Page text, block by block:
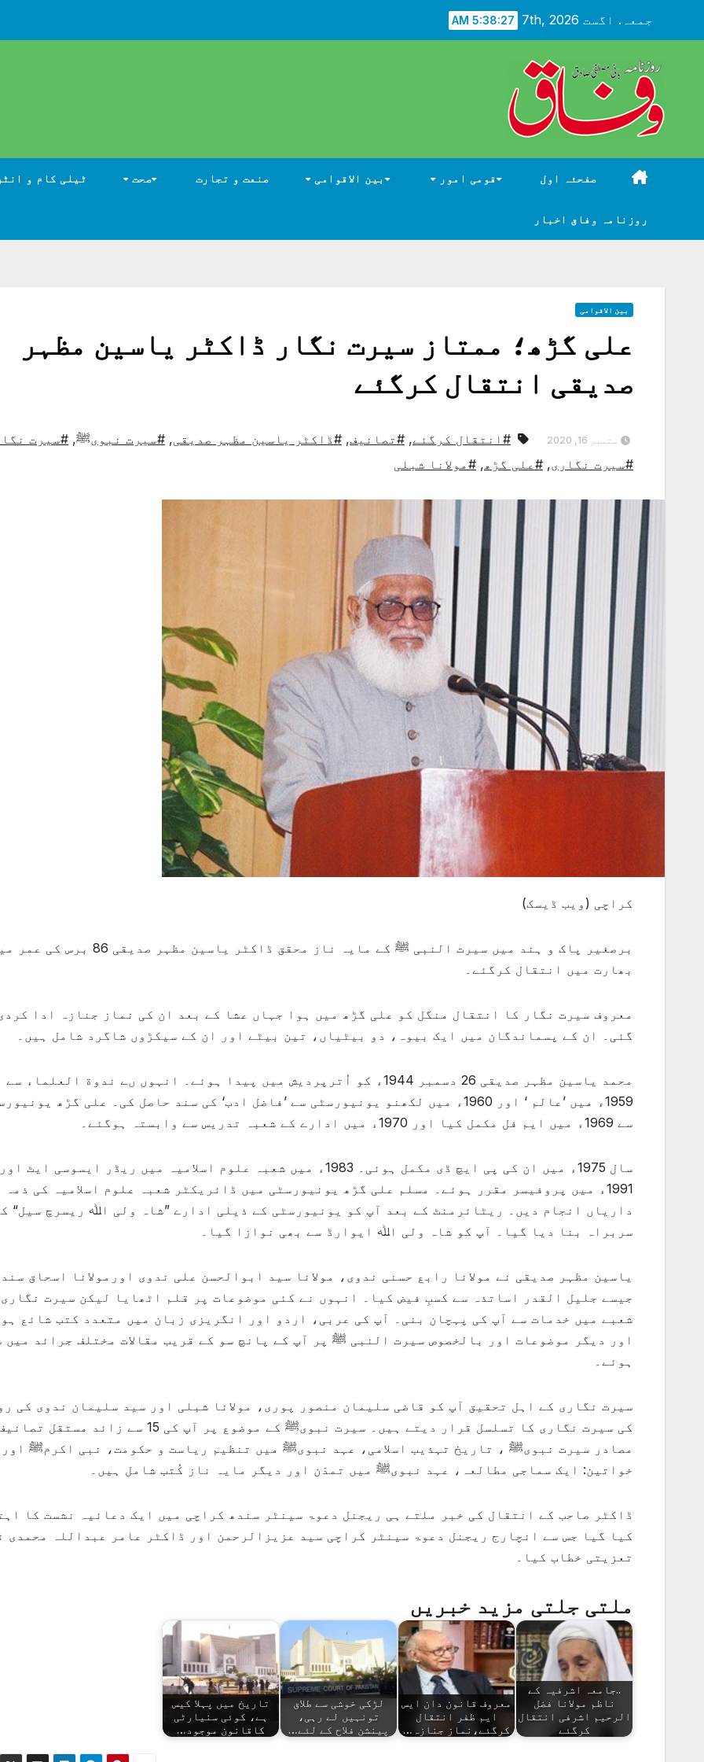
جمعہ. اگست 7th, 2026 5:38:28 AM
صفحئہ اول قومی امور بین الاقوامی صنعت و تجارت صحت ٹیلی کام و
روزنامہ وفاق اخبار
بین الاقوامی
علی گڑھ؛ ممتاز سیرت نگار ڈاکٹر یاسین مظہر
صدیقی انتقال کرگئے
ستمبر 16, 2020 #انتقال کرگئے, #تصانیف, #ڈاکٹر یاسین مظہر صدیقی, #سیرت نبویﷺ, #سیرت
#سیرت نگاری, #علی گڑھ, #مولانا شبلی
کراچی (ویب ڈیسک)
برصغیر پاک و ہند میں سیرت النبی ﷺ کے مایہ ناز محقق ڈاکٹر یاسین مظہر صدیقی 86
بھارت میں انتقال کرگئے۔
معروف سیرت نگار کا انتقال منگل کو علی گڑھ میں ہوا جہاں عشا کے بعد ان کی نماز جنازہ ادا
گئی۔ ان کے پسماندگان میں ایک بیوہ، دو بیٹیاں، تین بیٹے اور ان کے سیکڑوں شاگرد شامل ہیں۔
محمد یاسین مظہر صدیقی 26 دسمبر 1944ء کو اُترپردیش میں پیدا ہوئے۔ انہوں ںے ندوة العلماء سے
1959ء میں ’عالم ‘ اور 1960ء میں لکھنو یونیورسٹی سے ’فاضل ادب‘ کی سند حاصل کی۔ علی گڑھ
سے 1969ء میں ایم فل مکمل کیا اور 1970ء میں ادارے کے شعبہ تدریس سے وابستہ ہوگئے۔
سال 1975ء میں ان کی پی ایچ ڈی مکمل ہوئی۔ 1983ء میں شعبہ علوم اسلامیہ میں ریڈر ایسوسی ایٹ اور
1991ء میں پروفیسر مقرر ہوئے۔ مسلم علی گڑھ یونیورسٹی میں ڈائریکٹر شعبہ علوم اسلامیہ کی ذمہ
داریاں انجام دیں۔ ریٹائرمنٹ کے بعد آپ کو یونیورسٹی کے ذیلی ادارے ”شاہ ولی اﷲ ریسرچ سیل“
سربراہ بنا دیا گیا۔ آپ کو شاہ ولی اﷲ ایوارڈ سے بھی نوازا گیا۔
یاسین مظہر صدیقی نے مولانا رابع حسنی ندوی، مولانا سید ابوالحسن علی ندوی اورمولانا اسحاق
جیسے جلیل القدر اساتذہ سے کسبِ فیض کیا۔ انہوں نے کئی موضوعات پر قلم اٹھایا لیکن سیرت
شعبے میں خدمات سے آپ کی پہچان بنی۔ آپ کی عربی، اردو اور انگریزی زبان میں متعدد کتب شائع
اور دیگر موضوعات اور بالخصوص سیرت النبی ﷺ پر آپ کے پانچ سو کے قریب مقالات مختلف جرائد میں
ہوئے۔
سیرت نگاری کے اہل تحقیق آپ کو قاضی سلیمان منصور پوری، مولانا شبلی اور سید سلیمان ندوی کی
کی سیرت نگاری کا تسلسل قرار دیتے ہیں۔ سیرت نبویﷺ کے موضوع پر آپ کی 15 سے
مصادر سیرت نبویﷺ ، تاریخ تہذیب اسلامی، عہد نبویﷺ میں تنظیم ریاست و حکومت، نبی اکرمﷺ اور
خواتین: ایک سماجی مطالعہ، عہد نبویﷺ میں تمدّن اور دیگر مایہ ناز کُتب شامل ہیں۔
ڈاکٹر صاحب کے انتقال کی خبر ملتے ہی ریجنل دعوۃ سینٹر سندھ کراچی میں ایک دعائیہ نشست کا
کیا گیا جس سے انچارج ریجنل دعوۃ سینٹر کراچی سید عزیزالرحمن اور ڈاکٹر عامر عبداللہ محمدی
تعزیتی خطاب کیا۔
ملتی جلتی مزید خبریں
..جامعہ اشرفیہ کے
ناظم مولانا فضل
الرحیم اشرفی انتقال
کرگئے
معروف قانون دان ایس
ایم ظفر انتقال
کرگئے،نماز جنازہ…
لڑکی خوشی سے طلاق
تونہیں لے رہی،
پینشن فلاح کے لئے…
تاریخ میں پہلا کیس
ہے، کوئی سنیارٹی
کاقانون موجود…